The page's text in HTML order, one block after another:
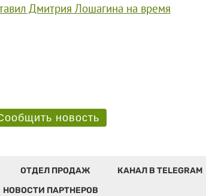
Дмитрия Лошагина на время
новость
ОТДЕЛ ПРОДАЖ КАНАЛ В TELEGRAM
НОВОСТИ ПАРТНЕРОВ